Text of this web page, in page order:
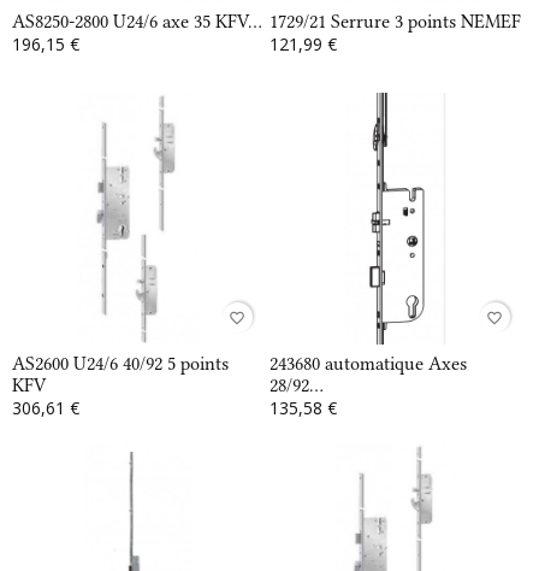
AS8250-2800 U24/6 axe 35 KFV...
196,15 €
1729/21 Serrure 3 points NEMEF
121,99 €
favorite_border
AS2600 U24/6 40/92 5 points
KFV
306,61 €
favorite_border
243680 automatique Axes
28/92...
135,58 €